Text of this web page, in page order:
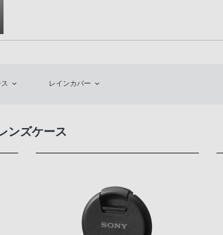
レインカバー
ンズケース